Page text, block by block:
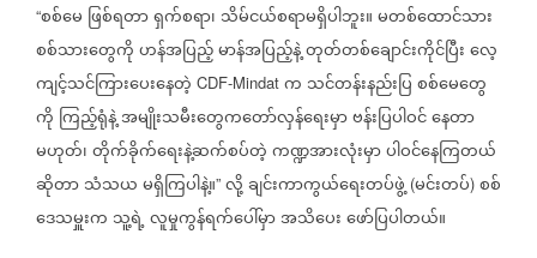
“စစ်မေ ဖြစ်ရတာရှက်စရာ၊ သိမ်ငယ်စရာမရှိပါဘူး။မတစ်ထောင်သား
စစ်သားတွေကိုဟန်အပြည့်မာန်အပြည့်နဲ့တုတ်တစ်ချောင်းကိုင်ပြီးလေ့
ကျင့်သင်ကြားပေးနေတဲ့ CDF-Mindat က သင်တန်းနည်းပြစစ်မေတွေ
ကို ကြည့်ရုံနဲ့အမျိုးသမီးတွေကတော်လှန်ရေးမှာဗန်းပြပါဝင်နေတာ
မဟုတ်၊တိုက်ခိုက်ရေးနဲ့ဆက်စပ်တဲ့ကဏ္ဍအားလုံးမှာပါဝင်နေကြတယ်
ဆိုတာသံသယမရှိကြပါနဲ့။” လို့ချင်းကာကွယ်ရေးတပ်ဖွဲ့ (မင်းတပ်) စစ်
ဒေသမှူးက သူ့ရဲ့လူမှုကွန်ရက်ပေါ်မှာအသိပေးဖော်ပြပါတယ်။